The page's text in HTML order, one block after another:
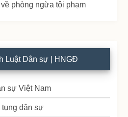
phòng ngừa tội phạm
Luật Dân sự | HNGĐ
sự Việt Nam
tụng dân sự